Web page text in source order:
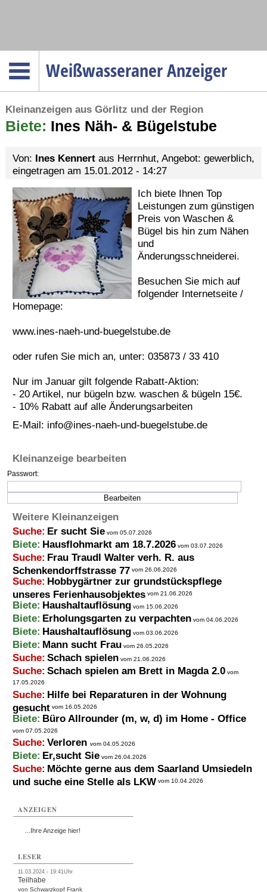
Weißwasseraner Anzeiger
Menüpunkte
Politik
Wirtschaft
Verkehr
Gesundheit
Kultur
Sport
Termine
Kostenlos
Kleinanzeigen aus Görlitz und der Region
Biete: Ines Näh- & Bügelstube
Von: Ines Kennertaus Herrnhut, Angebot: gewerblich,
eingetragen am 15.01.2012 - 14:27
Ich biete Ihnen Top
Leistungen zum günstigen
Preis von Waschen &
Bügel bis hin zum Nähen
und
Änderungsschneiderei.
Besuchen Sie mich auf
folgender Internetseite /
Homepage:
www.ines-naeh-und-buegelstube.de
oder rufen Sie mich an, unter: 035873 / 33 410
Nur im Januar gilt folgende Rabatt-Aktion:
- 20 Artikel, nur bügeln bzw. waschen & bügeln 15€.
- 10% Rabatt auf alle Änderungsarbeiten
E-Mail: info@ines-naeh-und-buegelstube.de
Kleinanzeige bearbeiten
Passwort:
Weitere Kleinanzeigen
Suche: Er sucht Sie vom 05.07.2026
Biete: Hausflohmarkt am 18.7.2026 vom 03.07.2026
Suche: Frau Traudl Walter verh. R. aus
Schenkendorffstrasse 77 vom 26.06.2026
Suche: Hobbygärtner zur grundstückspflege
unseres Ferienhausobjektes vom 21.06.2026
Biete: Haushaltauflösung vom 15.06.2026
Biete: Erholungsgarten zu verpachten vom 04.06.2026
Biete: Haushaltauflösung vom 03.06.2026
Biete: Mann sucht Frau vom 26.05.2026
Suche: Schach spielen vom 21.06.2026
Suche: Schach spielen am Brett in Magda 2.0 vom
17.05.2026
Suche: Hilfe bei Reparaturen in der Wohnung
gesucht vom 16.05.2026
Biete: Büro Allrounder (m, w, d) im Home - Office
vom 07.05.2026
Suche: Verloren vom 04.05.2026
Biete: Er,sucht Sie vom 26.04.2026
Suche: Möchte gerne aus dem Saarland Umsiedeln
und suche eine Stelle als LKW vom 10.04.2026
ANZEIGEN
...Ihre Anzeige hier!
LESER
11.03.2024 - 19:41Uhr
Teilhabe
von Schwarzkopf Frank